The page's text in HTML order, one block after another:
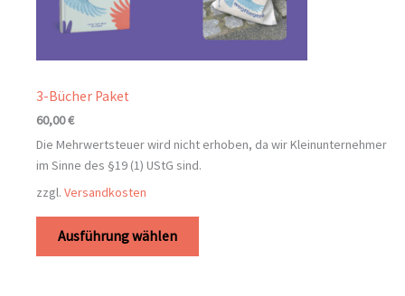
3-Bücher Paket
60,00€
Die Mehrwertsteuer wird nicht erhoben, da wir Kleinunternehmer
im Sinne des §19 (1) UStG sind.
zzgl. Versandkosten
Ausführung wählen